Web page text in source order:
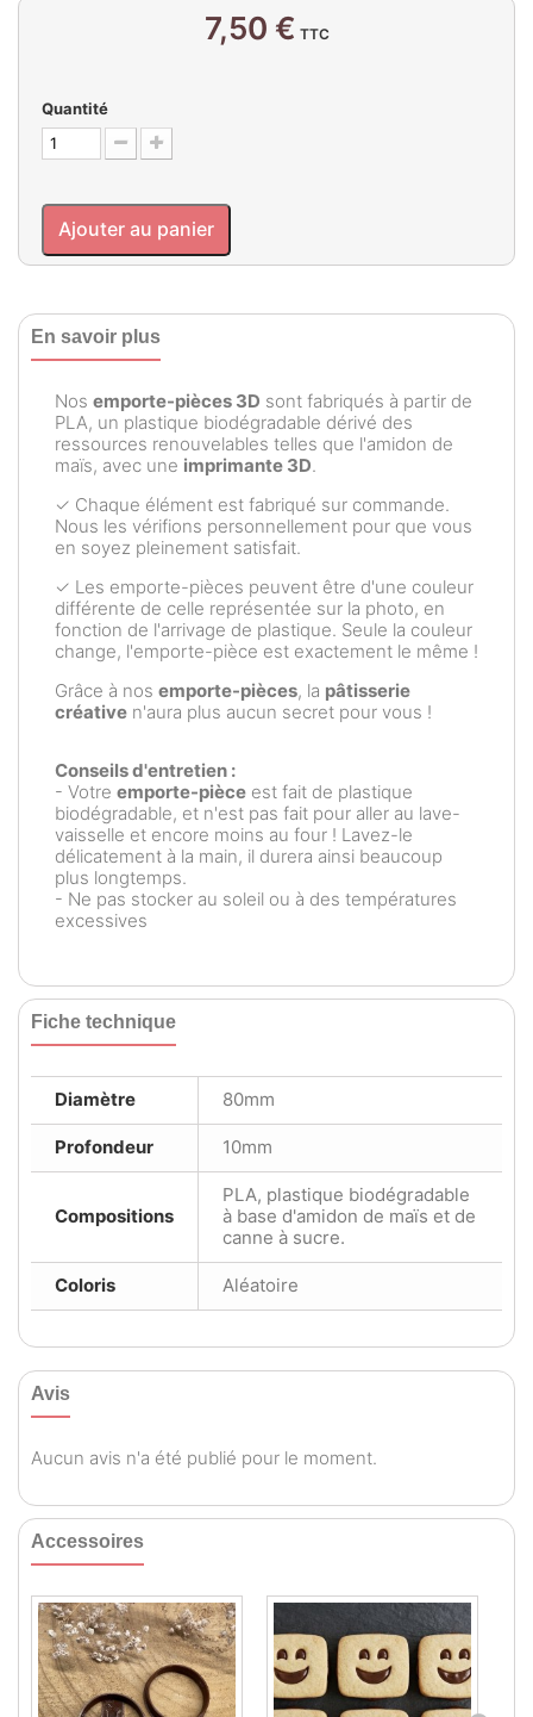
7,50 € TTC
Quantité
Ajouter au panier
En savoir plus
Nos emporte-pièces 3D sont fabriqués à partir de
PLA, un plastique biodégradable dérivé des
ressources renouvelables telles que l'amidon de
maïs, avec une imprimante 3D.
✓ Chaque élément est fabriqué sur commande.
Nous les vérifions personnellement pour que vous
en soyez pleinement satisfait.
✓ Les emporte-pièces peuvent être d'une couleur
différente de celle représentée sur la photo, en
fonction de l'arrivage de plastique. Seule la couleur
change, l'emporte-pièce est exactement le même !
Grâce à nos emporte-pièces, la pâtisserie
créative n'aura plus aucun secret pour vous !
Conseils d'entretien :
- Votre emporte-pièce est fait de plastique
biodégradable, et n'est pas fait pour aller au lave-
vaisselle et encore moins au four ! Lavez-le
délicatement à la main, il durera ainsi beaucoup
plus longtemps.
- Ne pas stocker au soleil ou à des températures
excessives
Fiche technique
Diamètre 80mm
Profondeur 10mm
Compositions
PLA, plastique biodégradable
à base d'amidon de maïs et de
canne à sucre.
Coloris Aléatoire
Avis
Aucun avis n'a été publié pour le moment.
Accessoires